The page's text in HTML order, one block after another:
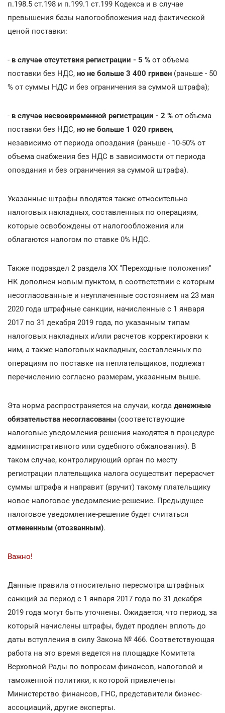
п.198.5 ст.198 и п.199.1 ст.199 Кодекса и в случае
превышения базы налогообложения над фактической
ценой поставки:
- в случае отсутствия регистрации - 5 % от объема
поставки без НДС, но не больше 3 400 гривен (раньше - 50
% от суммы НДС и без ограничения за суммой штрафа);
- в случае несвоевременной регистрации - 2 % от объема
поставки без НДС, но не больше 1 020 гривен,
независимо от периода опоздания (раньше - 10-50% от
объема снабжения без НДС в зависимости от периода
опоздания и без ограничения за суммой штрафа).
Указанные штрафы вводятся также относительно
налоговых накладных, составленных по операциям,
которые освобождены от налогообложения или
облагаются налогом по ставке 0% НДС.
Также подраздел 2 раздела ХХ "Переходные положения"
НК дополнен новым пунктом, в соответствии с которым
несогласованные и неуплаченные состоянием на 23 мая
2020 года штрафные санкции, начисленные с 1 января
2017 по 31 декабря 2019 года, по указанным типам
налоговых накладных и/или расчетов корректировки к
ним, а также налоговых накладных, составленных по
операциям по поставке на неплательщиков, подлежат
перечислению согласно размерам, указанным выше.
Эта норма распространяется на случаи, когда денежные
обязательства несогласованы (соответствующие
налоговые уведомления-решения находятся в процедуре
административного или судебного обжалования). В
таком случае, контролирующий орган по месту
регистрации плательщика налога осуществит перерасчет
суммы штрафа и направит (вручит) такому плательщику
новое налоговое уведомление-решение. Предыдущее
налоговое уведомление-решение будет считаться
отмененным (отозванным).
Важно!
Данные правила относительно пересмотра штрафных
санкций за период с 1 января 2017 года по 31 декабря
2019 года могут быть уточнены. Ожидается, что период, за
который начислены штрафы, будет продлен вплоть до
даты вступления в силу Закона № 466. Соответствующая
работа на это время ведется на площадке Комитета
Верховной Рады по вопросам финансов, налоговой и
таможенной политики, к которой привлечены
Министерство финансов, ГНС, представители бизнес-
ассоциаций, другие эксперты.